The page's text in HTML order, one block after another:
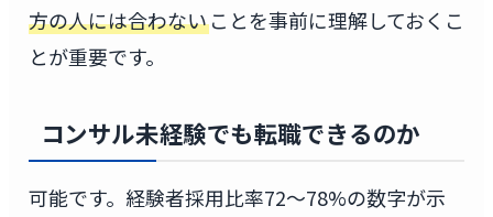
方の人には合わないことを事前に理解しておくこ
とが重要です。
コンサル未経験でも転職できるのか
可能です。経験者採用比率72〜78%の数字が示